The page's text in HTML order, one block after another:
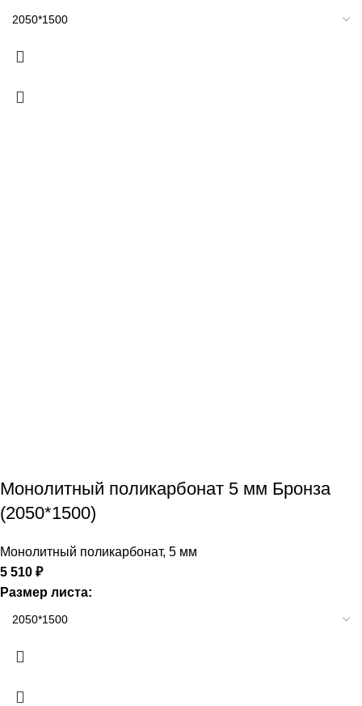
Монолитный поликарбонат 5 мм Бронза
(2050*1500)
Монолитный поликарбонат, 5 мм
5 510 ₽
Размер листа: